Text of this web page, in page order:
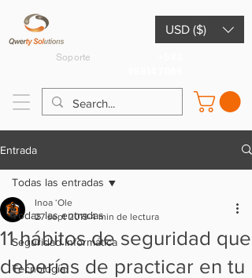
Soporte
USD ($)
Entrada
Todas las entradas
Seguridad Informática
Tecnología
Todas las entradas
11 hábitos de seguridad que
deberías de practicar en tu
Inoa ʻOle
27 sept 2019 4 min de lectura